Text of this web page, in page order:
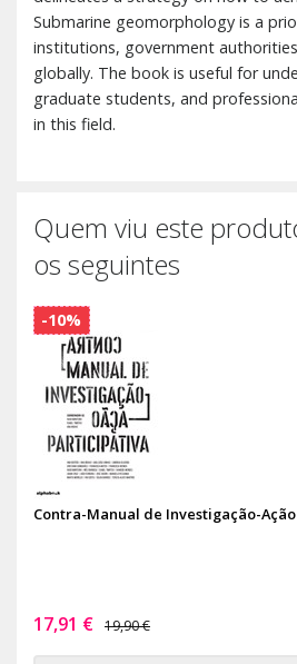
Submarine geomorphology is a
institutions, government
globally. The book is useful for
graduate students, and
in this field.
Quem viu este
os seguintes
Contra-Manual de Investigação-
17,91 € 19,90 €
-10%